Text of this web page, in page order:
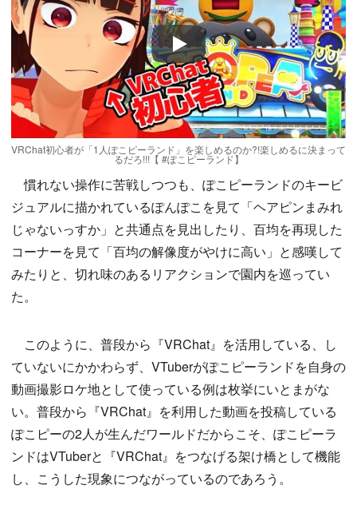
Play
VRChat初心者が「1人ぽこピーランド」を楽しめるのか?!楽しめるに決まって
るだろ!!!【 #ぽこピーランド】
慣れない操作に苦戦しつつも、ぽこピーランドのキービ
ジュアルに描かれているぽんぽこを見て「ヘアピンまみれ
じゃないっすか」と共通点を見出したり、百均を再現した
コーナーを見て「百均の解像度がやけに高い」と感嘆して
みたりと、切れ味のあるリアクションで園内を巡ってい
た。
このように、普段から『VRChat』を活用している、し
ていないにかかわらず、VTuberがぽこピーランドを自身の
動画撮影ロケ地として使っている例は枚挙にいとまがな
い。普段から『VRChat』を利用した動画を投稿している
ぽこピーの2人が生んだワールドだからこそ、ぽこピーラ
ンドはVTuberと『VRChat』をつなげる架け橋として機能
し、こうした現象につながっているのであろう。